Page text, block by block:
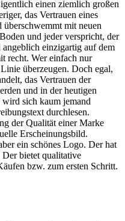
einen ziemlich großen
das Vertrauen eines
mit neuen
und jeder verspricht, der
einzigartig auf dem
recht. Wer einfach nur
überzeugen. Doch egal,
das Vertrauen der
und in der heutigen
sich kaum jemand
durchlesen.
der Qualität einer Marke
Erscheinungsbild.
ein schönes Logo. Der hat
bietet qualitative
bzw. zum ersten Schritt.